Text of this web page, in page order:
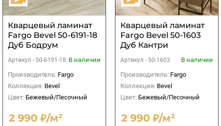
Кварцевый ламинат
Fargo Bevel 50-6191-18
Дуб Бодрум
Артикул - 50-6191-18 В наличии
Производитель: Fargo
Коллекция: Bevel
Цвет: Бежевый/Песочный
2 990 ₽/м²
Кварцевый ламинат
Fargo Bevel 50-1603
Дуб Кантри
Артикул - 50-1603
В наличии
Производитель: Fargo
Коллекция: Bevel
Цвет: Бежевый/Песочный
2 990 ₽/м²